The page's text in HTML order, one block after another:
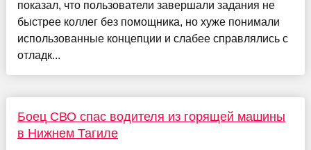
показал, что пользователи завершали задания не
быстрее коллег без помощника, но хуже понимали
использованные концепции и слабее справлялись с
отладк...
Боец СВО спас водителя из горящей машины
в Нижнем Тагиле